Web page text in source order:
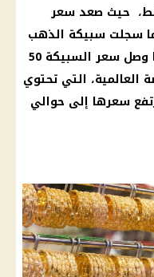
حيث صعد سعر
38400 جنيه، كما سجلت سبيكة الذهب
وزن 10 جرام نحو 54850 جنيه بينما وصل سعر السبيكة 50
الأونصة العالمية، التي تحتوي
ارتفع سعرها إلى حوالي